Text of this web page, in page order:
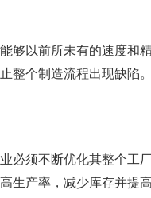
够以前所未有的速度和
整个制造流程出现缺陷。
必须不断优化其整个工
生产率，减少库存并提